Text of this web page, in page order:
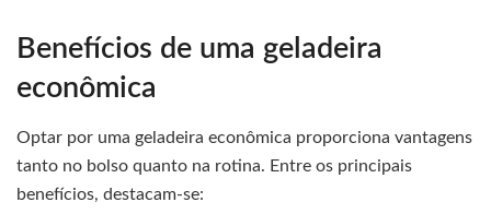
Benefícios de uma geladeira
econômica
Optar por uma geladeira econômica proporciona vantagens
tanto no bolso quanto na rotina. Entre os principais
benefícios, destacam-se: